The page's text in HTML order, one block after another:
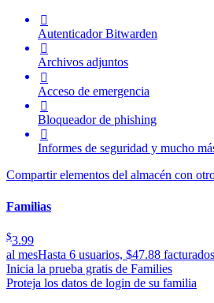

Autenticador Bitwarden

Archivos adjuntos

Acceso de emergencia

Bloqueador de phishing

Informes de seguridad y mucho
Compartir elementos del almacén con
Familias
$3.99
al mesHasta 6 usuarios, $47.88
Inicia la prueba gratis de Families
Proteja los datos de login de su familia